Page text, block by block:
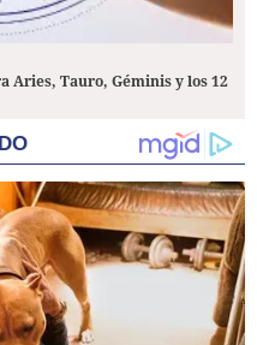
Aries, Tauro, Géminis y los 12